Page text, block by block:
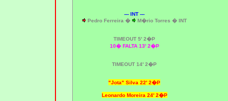
--- INT ---
Pedro Ferreira �
M�rio Torres � INT
TIMEOUT 5' 2�P
10� FALTA 13' 2�P
TIMEOUT 14' 2�P
"Jota" Silva 22' 2�P
Leonardo Moreira 24' 2�P